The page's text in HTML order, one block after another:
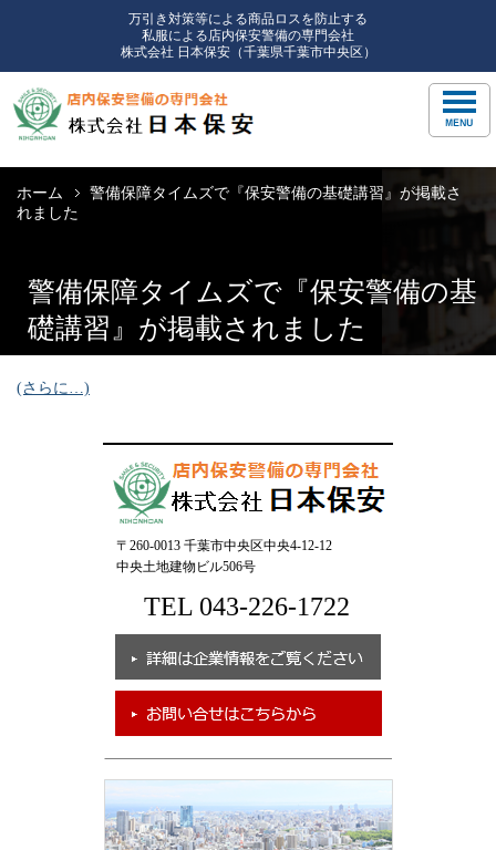
万引き対策等による商品ロスを防止する
私服による店内保安警備の専門会社
株式会社 日本保安（千葉県千葉市中央区）
ホーム
警備保障タイムズで『保安警備の基礎講習』が掲載さ
れました
警備保障タイムズで『保安警備の基
礎講習』が掲載されました
(さらに…)
〒260-0013 千葉市中央区中央4-12-12
中央土地建物ビル506号
TEL 043-226-1722